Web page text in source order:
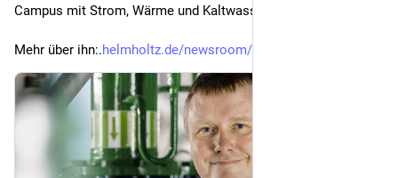
Campus mit Strom, Wärme und Kaltwasser.
Mehr über ihn:.helmholtz.de/newsroom/artikel/